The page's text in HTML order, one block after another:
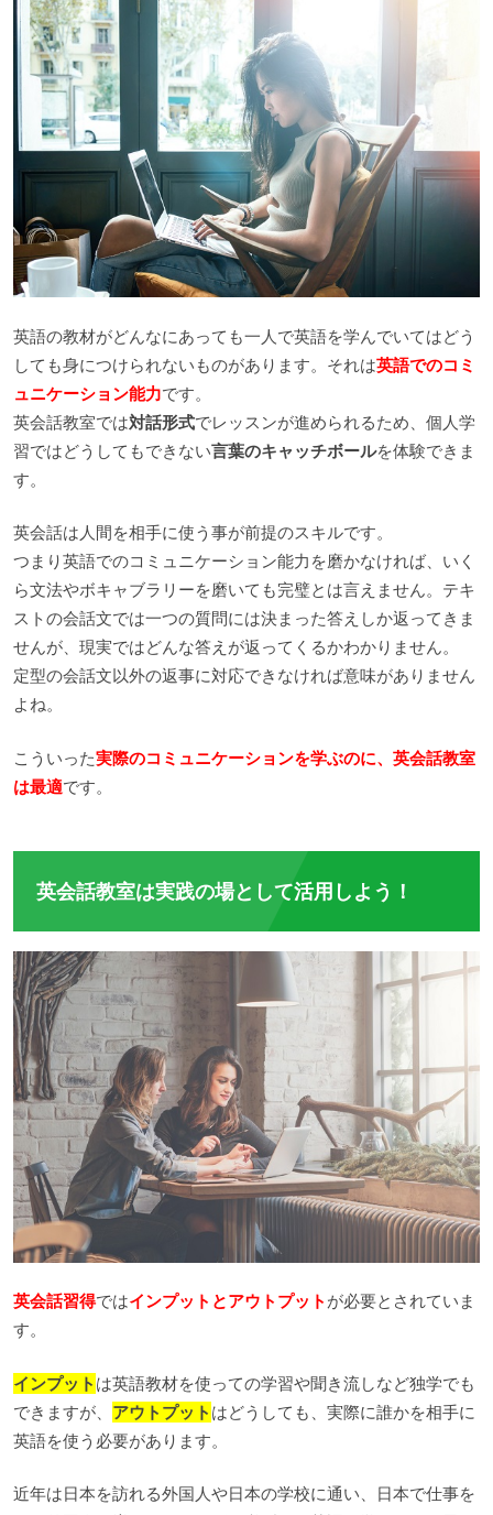
英語の教材がどんなにあっても一人で英語を学んでいてはどう
しても身につけられないものがあります。それは英語でのコミ
ュニケーション能力です。
英会話教室では対話形式でレッスンが進められるため、個人学
習ではどうしてもできない言葉のキャッチボールを体験できま
す。
英会話は人間を相手に使う事が前提のスキルです。
つまり英語でのコミュニケーション能力を磨かなければ、いく
ら文法やボキャブラリーを磨いても完璧とは言えません。テキ
ストの会話文では一つの質問には決まった答えしか返ってきま
せんが、現実ではどんな答えが返ってくるかわかりません。
定型の会話文以外の返事に対応できなければ意味がありません
よね。
こういった実際のコミュニケーションを学ぶのに、英会話教室
は最適です。
英会話教室は実践の場として活用しよう！
英会話習得ではインプットとアウトプット が必要とされていま
す。
インプット は英語教材を使っての学習や聞き流しなど独学でも
できますが、 アウトプット はどうしても、実際に誰かを相手に
英語を使う必要があります。
近年は日本を訪れる外国人や日本の学校に通い、日本で仕事を